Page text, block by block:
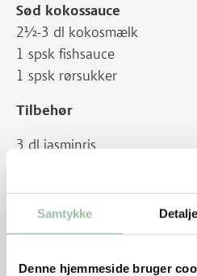
Samtykke
Denne hjemmeside bruger
Sød kokossauce
2½-3 dl kokosmælk
1 spsk fishsauce
1 spsk rørsukker
Tilbehør
3 dl jasminris
Kog risene.
Hak den ene stængel